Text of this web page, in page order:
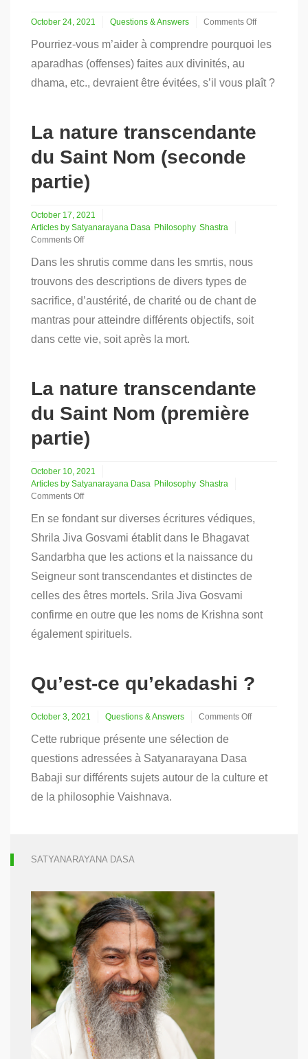
October 24, 2021 Questions & Answers
Comments Off
Pourquoi
les
offenses
devraient
Pourriez-vous m’aider à comprendre pourquoi les
aparadhas (offenses) faites aux divinités, au
dhama, etc., devraient être évitées, s’il vous plaît ?
La nature transcendante
du Saint Nom (seconde
partie)
October 17, 2021
Articles by Satyanarayana Dasa Philosophy Shastra
Comments Off
La
nature
du
Nom
(seconde
Dans les shrutis comme dans les smrtis, nous
trouvons des descriptions de divers types de
sacrifice, d’austérité, de charité ou de chant de
mantras pour atteindre différents objectifs, soit
dans cette vie, soit après la mort.
La nature transcendante
du Saint Nom (première
partie)
October 10, 2021
Articles by Satyanarayana Dasa Philosophy Shastra
Comments Off
La
nature
du
Saint
Nom
(première
En se fondant sur diverses écritures védiques,
Shrila Jiva Gosvami établit dans le Bhagavat
Sandarbha que les actions et la naissance du
Seigneur sont transcendantes et distinctes de
celles des êtres mortels. Srila Jiva Gosvami
confirme en outre que les noms de Krishna sont
également spirituels.
Qu’est-ce qu’ekadashi ?
October 3, 2021 Questions & Answers
Comments Off
Qu’est-
?
Cette rubrique présente une sélection de
questions adressées à Satyanarayana Dasa
Babaji sur différents sujets autour de la culture et
de la philosophie Vaishnava.
SATYANARAYANA DASA